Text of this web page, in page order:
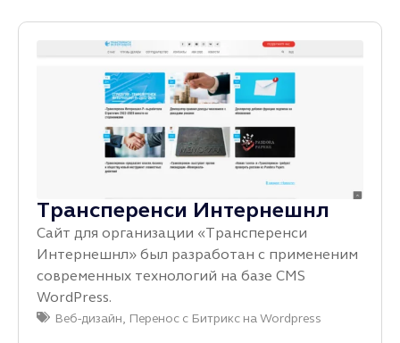
Трансперенси Интернешнл
Сайт для организации «Трансперенси
Интернешнл» был разработан с примененим
современных технологий на базе CMS
WordPress.
Веб-дизайн, Перенос с Битрикс на Wordpress